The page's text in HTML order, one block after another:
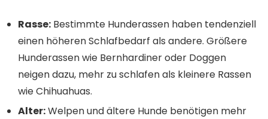
Rasse: Bestimmte Hunderassen haben tendenziell
einen höheren Schlafbedarf als andere. Größere
Hunderassen wie Bernhardiner oder Doggen
neigen dazu, mehr zu schlafen als kleinere Rassen
wie Chihuahuas.
Alter:Welpen und ältere Hunde benötigen mehr